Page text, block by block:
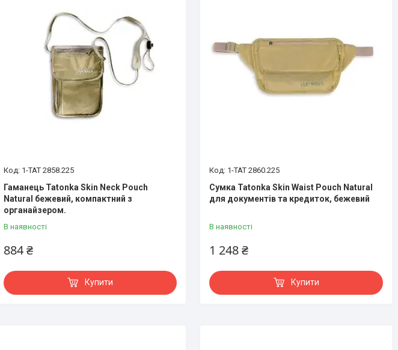
1-TAT 2858.225
Гаманець Tatonka Skin Neck Pouch
Natural бежевий, компактний з
органайзером.
В наявності
884 ₴
Купити
1-TAT 2860.225
Сумка Tatonka Skin Waist Pouch Natural
для документів та кредиток, бежевий
В наявності
1 248 ₴
Купити